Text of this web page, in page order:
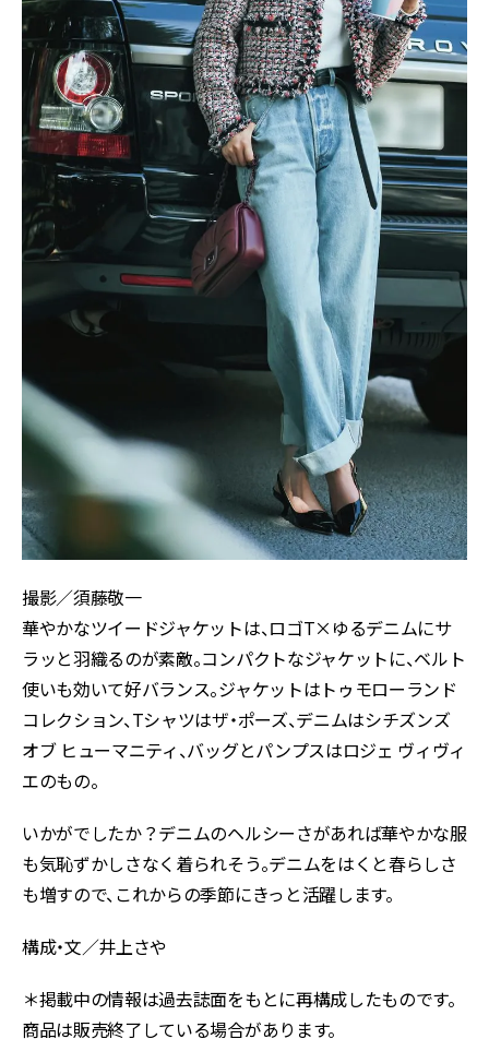
撮影／須藤敬一
華やかなツイードジャケットは、ロゴT×ゆるデニムにサ
ラッと羽織るのが素敵。コンパクトなジャケットに、ベルト
使いも効いて好バランス。ジャケットはトゥモローランド
コレクション、Tシャツはザ・ポーズ、デニムはシチズンズ
オブ ヒューマニティ、バッグとパンプスはロジェ ヴィヴィ
エのもの。
いかがでしたか？デニムのヘルシーさがあれば華やかな服
も気恥ずかしさなく着られそう。デニムをはくと春らしさ
も増すので、これからの季節にきっと活躍します。
構成・文／井上さや
＊掲載中の情報は過去誌面をもとに再構成したものです。
商品は販売終了している場合があります。